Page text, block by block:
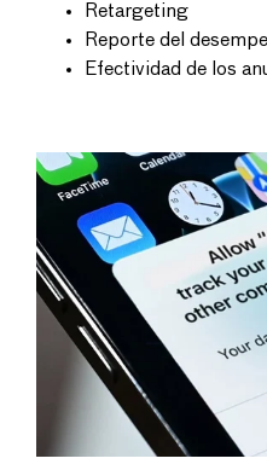
Retargeting
Reporte del
Efectividad de los